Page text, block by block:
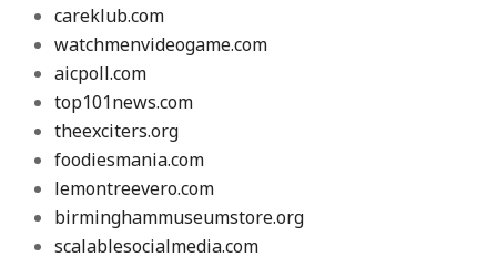
careklub.com
watchmenvideogame.com
aicpoll.com
top101news.com
theexciters.org
foodiesmania.com
lemontreevero.com
birminghammuseumstore.org
scalablesocialmedia.com